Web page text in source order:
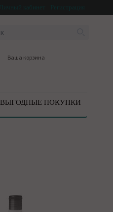
Ваша корзина
ВЫГОДНЫЕ ПОКУПКИ